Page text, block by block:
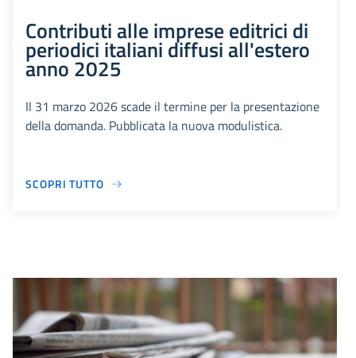
Contributi alle imprese editrici di
periodici italiani diffusi all'estero
anno 2025
Il 31 marzo 2026 scade il termine per la presentazione
della domanda. Pubblicata la nuova modulistica.
SCOPRI TUTTO